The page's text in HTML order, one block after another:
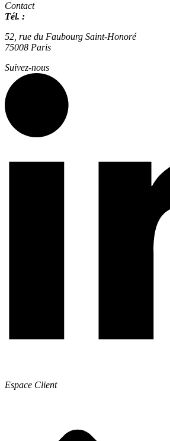
Contact
Tél. :
52, rue du Faubourg Saint-Honoré
75008 Paris
Suivez-nous
Espace Client